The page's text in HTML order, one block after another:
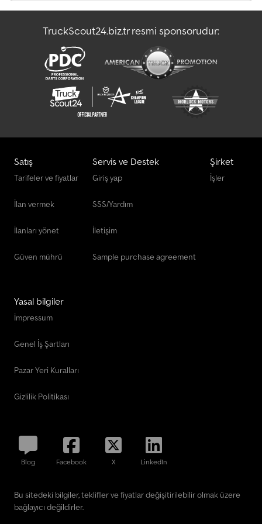
Zırhlı Para Taşıma Aracı
Ön Yükleyici
TruckScout24.biz.tr resmi sponsorudur:
Satış
Tarifeler ve fiyatlar
İlan vermek
İlanları yönet
Güven mührü
Servis ve Destek
Giriş yap
SSS/Yardım
İletişim
Sample purchase agreement
Şirket
İşler
Yasal bilgiler
İmpressum
Genel İş Şartları
Pazar Yeri Kuralları
Gizlilik Politikası
Blog Facebook X LinkedIn
Bu sitedeki bilgiler, teklifler ve fiyatlar değişitirilebilir olmak üzere
bağlayıcı değildirler.